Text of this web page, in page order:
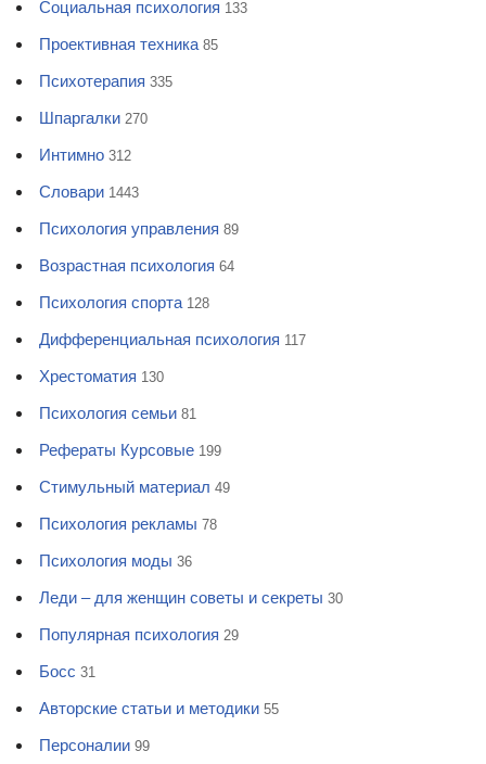
Социальная психология 133
Проективная техника 85
Психотерапия 335
Шпаргалки 270
Интимно 312
Словари 1443
Психология управления 89
Возрастная психология 64
Психология спорта 128
Дифференциальная психология 117
Хрестоматия 130
Психология семьи 81
Рефераты Курсовые 199
Стимульный материал 49
Психология рекламы 78
Психология моды 36
Леди – для женщин советы и секреты 30
Популярная психология 29
Босс 31
Авторские статьи и методики 55
Персоналии 99